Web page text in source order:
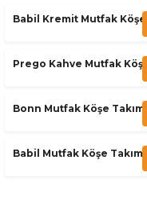
Babil Kremit Mutfak Köşe
Prego Kahve Mutfak
Bonn Mutfak Köşe Takımı
Babil Mutfak Köşe Takımı